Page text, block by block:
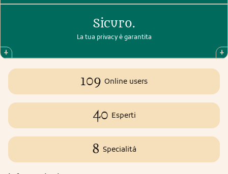
Sicuro.
La tua privacy è garantita
109 Online users
40 Esperti
8 Specialità